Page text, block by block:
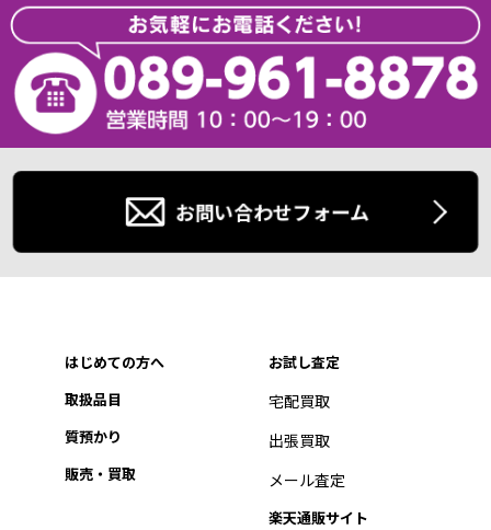
お問い合わせフォーム
はじめての方へ
取扱品目
質預かり
販売・買取
お試し査定
宅配買取
出張買取
メール査定
楽天通販サイト